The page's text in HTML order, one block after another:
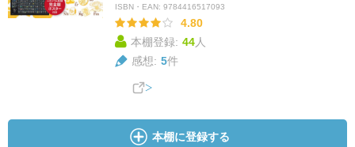
ISBN・EAN: 9784416517093
4.80
本棚登録: 44人
感想: 5件
本棚に登録する